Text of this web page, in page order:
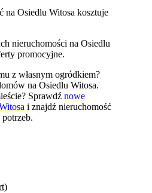
na Osiedlu Witosa kosztuje
nieruchomości na Osiedlu
promocyjne.
z własnym ogródkiem?
na Osiedlu Witosa.
Sprawdźnowe
i znajdź nieruchomość